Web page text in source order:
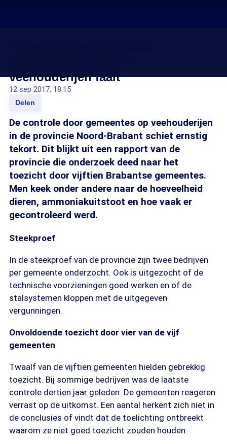
veehouderijen faalt
12 sep 2017, 18:15
Delen
De controle door gemeentes op veehouderijen
in de provincie Noord-Brabant schiet ernstig
tekort. Dit blijkt uit een rapport van de
provincie die onderzoek deed naar het
toezicht door vijftien Brabantse gemeentes.
Men keek onder andere naar de hoeveelheid
dieren, ammoniakuitstoot en hoe vaak er
gecontroleerd werd.
Steekproef
In de steekproef van de provincie zijn twee bedrijven
per gemeente onderzocht. Ook is uitgezocht of de
technische voorzieningen goed werken en of de
stalsystemen kloppen met de uitgegeven
vergunningen.
Onvoldoende toezicht door vier van de vijf
gemeenten
Twaalf van de vijftien gemeenten hielden gebrekkig
toezicht. Bij sommige bedrijven was de laatste
controle dertien jaar geleden. De gemeenten reageren
verrast op de uitkomst. Een aantal herkent zich niet in
de conclusies of vindt dat de toelichting ontbreekt
waarom ze niet goed toezicht zouden houden.